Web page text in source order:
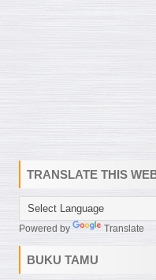
TRANSLATE THIS
Powered by Translate
BUKU TAMU